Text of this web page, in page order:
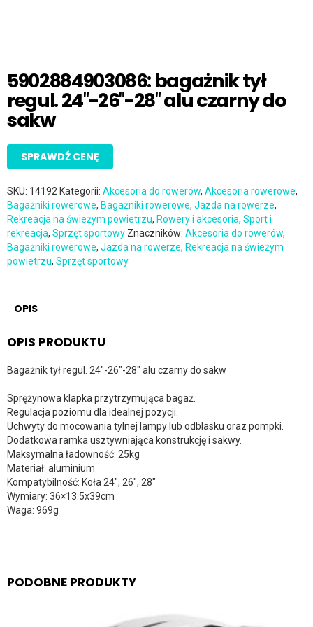
5902884903086: bagażnik tył
regul. 24″-26″-28″ alu czarny do
sakw
SPRAWDŹ CENĘ
SKU: 14192 Kategorii: Akcesoria do rowerów, Akcesoria rowerowe,
Bagażniki rowerowe, Bagażniki rowerowe, Jazda na rowerze,
Rekreacja na świeżym powietrzu, Rowery i akcesoria, Sport i
rekreacja, Sprzęt sportowy Znaczników: Akcesoria do rowerów,
Bagażniki rowerowe, Jazda na rowerze, Rekreacja na świeżym
powietrzu, Sprzęt sportowy
OPIS
OPIS PRODUKTU
Bagażnik tył regul. 24″-26″-28″ alu czarny do sakw
Sprężynowa klapka przytrzymująca bagaż.
Regulacja poziomu dla idealnej pozycji.
Uchwyty do mocowania tylnej lampy lub odblasku oraz pompki.
Dodatkowa ramka usztywniająca konstrukcję i sakwy.
Maksymalna ładowność: 25kg
Materiał: aluminium
Kompatybilność: Koła 24″, 26″, 28″
Wymiary: 36×13.5x39cm
Waga: 969g
PODOBNE PRODUKTY